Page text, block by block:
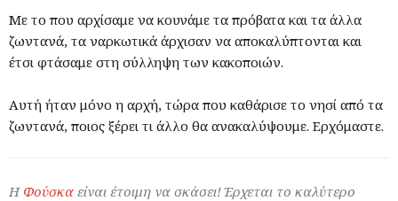
Με το που αρχίσαμε να κουνάμε τα πρόβατα και τα άλλα
ζωντανά, τα ναρκωτικά άρχισαν να αποκαλύπτονται και
έτσι φτάσαμε στη σύλληψη των κακοποιών.
Αυτή ήταν μόνο η αρχή, τώρα που καθάρισε το νησί από τα
ζωντανά, ποιος ξέρει τι άλλο θα ανακαλύψουμε. Ερχόμαστε.
Η Φούσκα είναι έτοιμη να σκάσει! Έρχεται το καλύτερο